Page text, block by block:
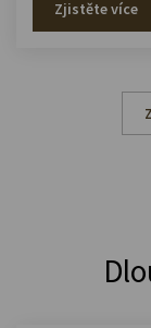
Zjistěte více